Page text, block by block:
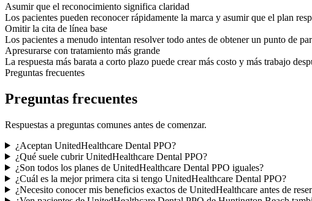
Asumir que el reconocimiento significa claridad
Los pacientes pueden reconocer rápidamente la marca y asumir que el plan
Omitir la cita de línea base
Los pacientes a menudo intentan resolver todo antes de obtener un punto de
Apresurarse con tratamiento más grande
La respuesta más barata a corto plazo puede crear más costo y más trabajo
Preguntas frecuentes
Preguntas frecuentes
Respuestas a preguntas comunes antes de comenzar.
¿Aceptan UnitedHealthcare Dental PPO?
¿Qué suele cubrir UnitedHealthcare Dental PPO?
¿Son todos los planes de UnitedHealthcare Dental PPO iguales?
¿Cuál es la mejor primera cita si tengo UnitedHealthcare Dental PPO?
¿Necesito conocer mis beneficios exactos de UnitedHealthcare antes de